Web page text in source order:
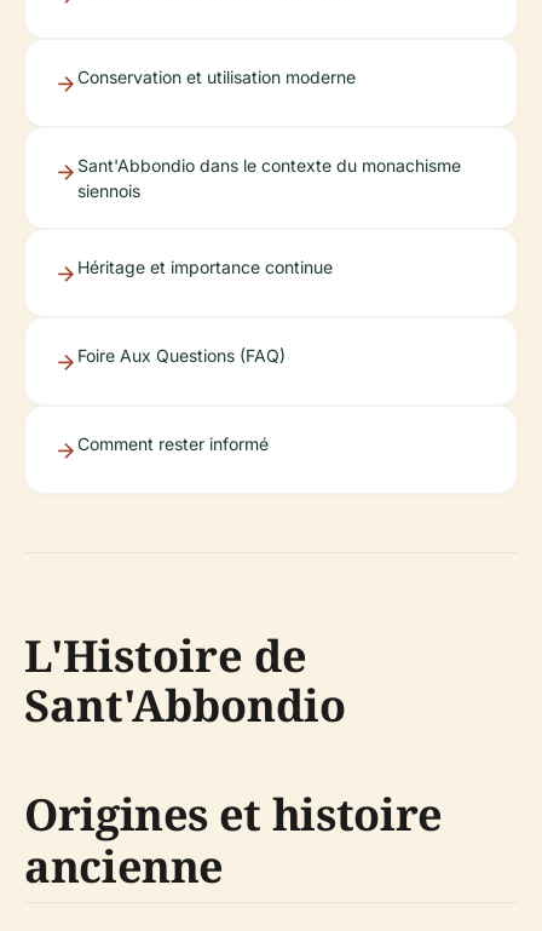
Conservation et utilisation moderne
Sant'Abbondio dans le contexte du monachisme
siennois
Héritage et importance continue
Foire Aux Questions (FAQ)
Comment rester informé
L'Histoire de
Sant'Abbondio
Origines et histoire
ancienne